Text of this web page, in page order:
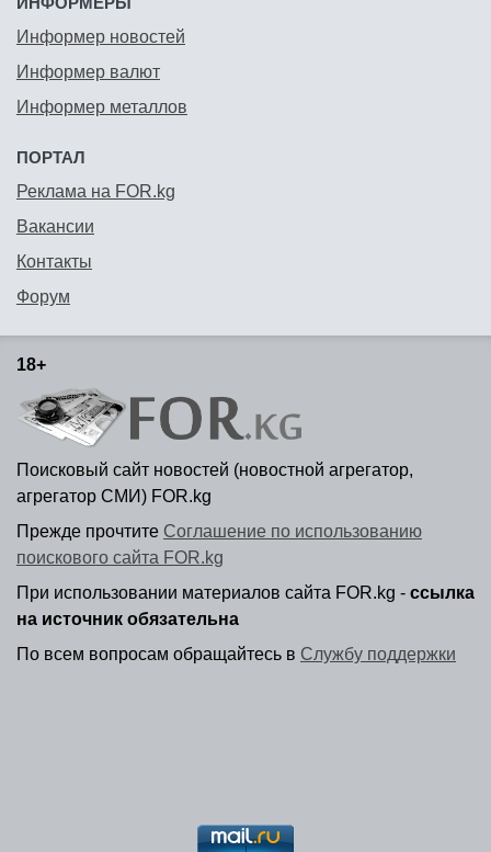
Информер новостей
Информер валют
Информер металлов
ПОРТАЛ
Реклама на FOR.kg
Вакансии
Контакты
Форум
18+
Поисковый сайт новостей (новостной агрегатор,
агрегатор СМИ) FOR.kg
Прежде прочтите Соглашение по использованию
поискового сайта FOR.kg
При использовании материалов сайта FOR.kg - ссылка
на источник обязательна
По всем вопросам обращайтесь в Службу поддержки